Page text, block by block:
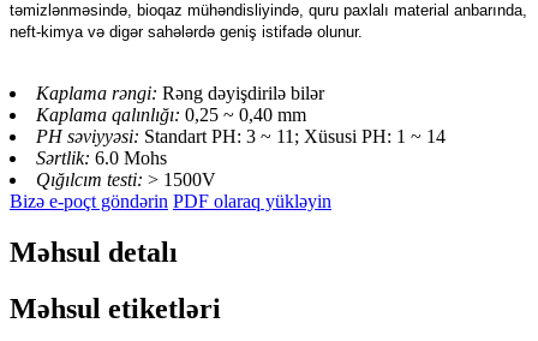
təmizlənməsində, bioqaz mühəndisliyində, quru paxlalı material anbarında,
neft-kimya və digər sahələrdə geniş istifadə olunur.
Kaplama rəngi: Rəng dəyişdirilə bilər
Kaplama qalınlığı: 0,25 ~ 0,40 mm
PH səviyyəsi: Standart PH: 3 ~ 11; Xüsusi PH: 1 ~ 14
Sərtlik: 6.0 Mohs
Qığılcım testi: > 1500V
Bizə e-poçt göndərin PDF olaraq yükləyin
Məhsul detalı
Məhsul etiketləri